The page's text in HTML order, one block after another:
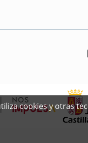
cookies y otras